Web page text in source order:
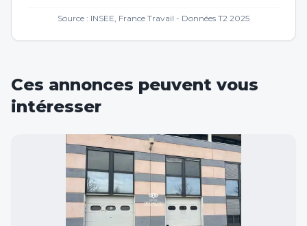
Source : INSEE, France Travail - Données T2 2025
Ces annonces peuvent vous
intéresser